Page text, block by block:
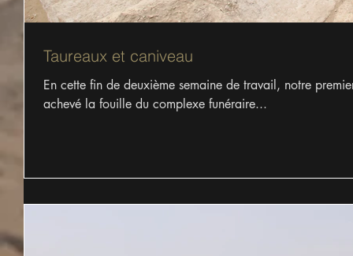
Taureaux et caniveau
En cette fin de deuxième semaine de travail, notre
achevé la fouille du complexe funéraire...